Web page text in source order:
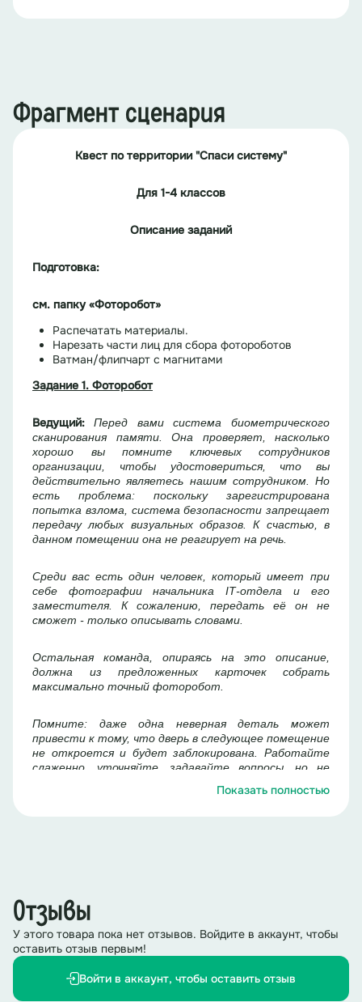
Фрагмент сценария
Квест по территории "Спаси систему"
Для 1-4 классов
Описание заданий
Подготовка:
см. папку «Фоторобот»
Распечатать материалы.
Нарезать части лиц для сбора фотороботов
Ватман/флипчарт с магнитами
Задание 1. Фоторобот
Ведущий:
Перед вами система биометрического
сканирования памяти. Она проверяет, насколько
хорошо вы помните ключевых сотрудников
организации, чтобы удостовериться, что вы
действительно являетесь нашим сотрудником. Но
есть проблема: поскольку зарегистрирована
попытка взлома, система безопасности запрещает
передачу любых визуальных образов. К счастью, в
данном помещении она не реагирует на речь.
Среди вас есть один человек, который имеет при
себе фотографии начальника IT-отдела и его
заместителя . К сожалению, передать её он не
сможет - только описывать словами.
Остальная команда, опираясь на это описание,
должна из предложенных карточек собрать
максимально точный фоторобот.
Помните: даже одна неверная деталь может
привести к тому, что дверь в следующее помещение
не откроется и будет заблокирована.
слаженно, уточняйте, задавайте вопросы, но не
Один ребенок из команды получает фотографии.
Он поворачивается спиной к команде и
описывает людей, которых видит на фото.
Задача команды – собрать фотороботы, которые
будут максимально похожи на исходное фото.
Ответы:
Показать полностью
Отзывы
У этого товара пока нет отзывов. Войдите в аккаунт, чтобы
оставить отзыв первым!
Войти в аккаунт, чтобы оставить отзыв